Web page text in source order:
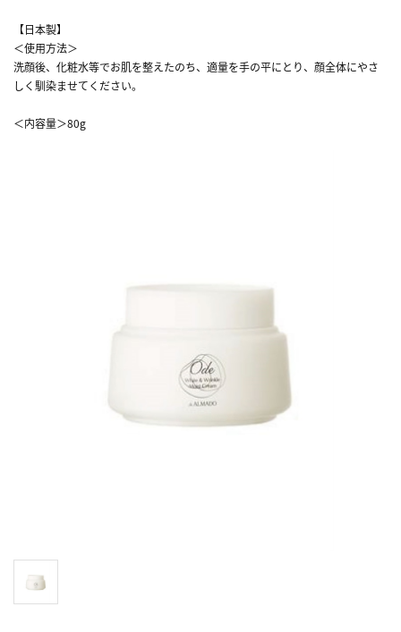
【日本製】
＜使用方法＞
洗顔後、化粧水等でお肌を整えたのち、適量を手の平にとり、顔全体にやさ
しく馴染ませてください。
＜内容量＞80g